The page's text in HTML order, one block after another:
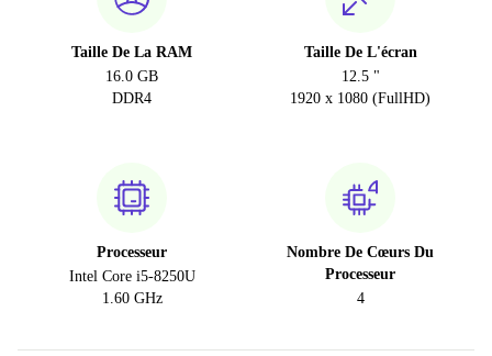
Taille De La RAM
16.0 GB
DDR4
Taille De L'écran
12.5 "
1920 x 1080 (FullHD)
Processeur
Intel Core i5-8250U
1.60 GHz
Nombre De Cœurs Du
Processeur
4